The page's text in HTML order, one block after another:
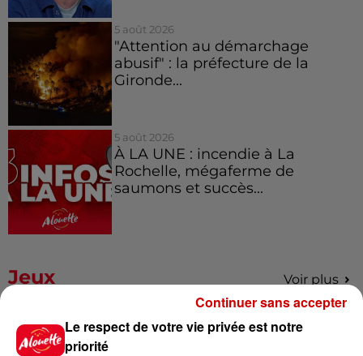
5 août 2026
"Attention au démarchage
abusif" : la préfecture de la
Gironde...
5 août 2026
À LA UNE : incendie à La
Rochelle, mégaferme de
saumons et succès...
Jeux Voir plus
Gagnez vos places pour le
Festival du Roi Arthur 2026 !
Le respect de votre vie privée est notre
priorité
Continuer sans accepter